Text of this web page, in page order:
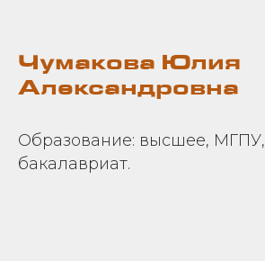
Чумакова Юлия
Александровна
Образование: высшее, МГПУ,
бакалавриат.